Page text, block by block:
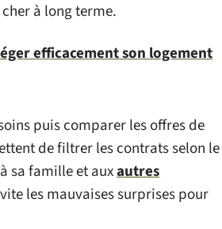
à long terme.
efficacement son logement
puis comparer les offres de
de filtrer les contrats selon le
sa famille et auxautres
les mauvaises surprises pour